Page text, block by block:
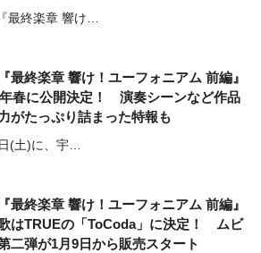
ビジュアルも公開
最終楽章 響け…
最終楽章 響け！ユーフォニアム 前編』
春に公開決定！ 演奏シーンなど作品
がたっぷり詰まった特報も
(土)に、宇…
最終楽章 響け！ユーフォニアム 前編』
はTRUEの「ToCoda」に決定！ ムビ
二弾が1月9日から販売スタート